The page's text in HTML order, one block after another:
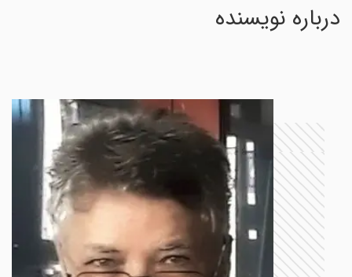
درباره نویسنده